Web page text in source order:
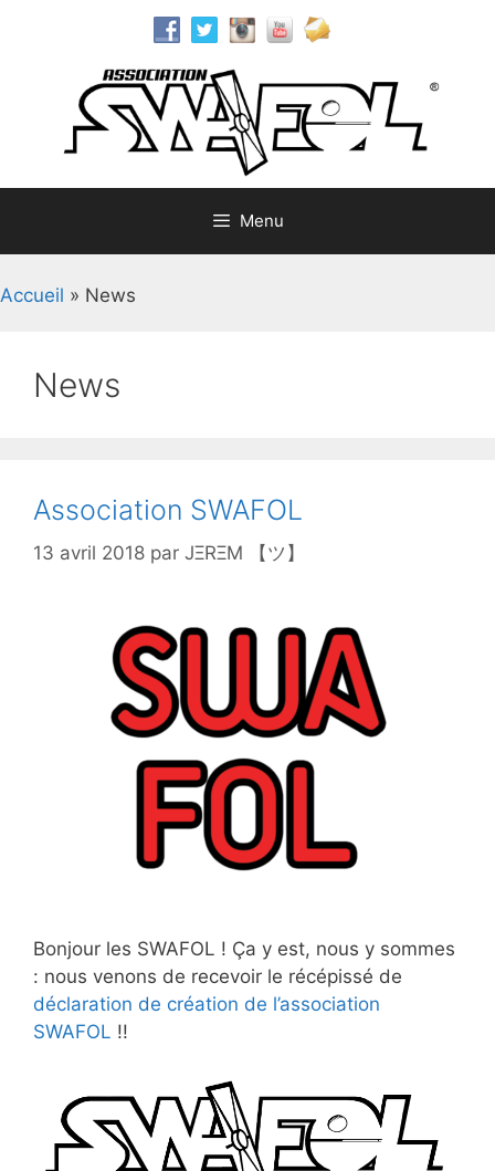
Menu
Accueil » News
News
Association SWAFOL
13 avril 2018 par JΞRΞM 【ツ】
Bonjour les SWAFOL ! Ça y est, nous y sommes
: nous venons de recevoir le récépissé de
déclaration de création de l’association
SWAFOL !!